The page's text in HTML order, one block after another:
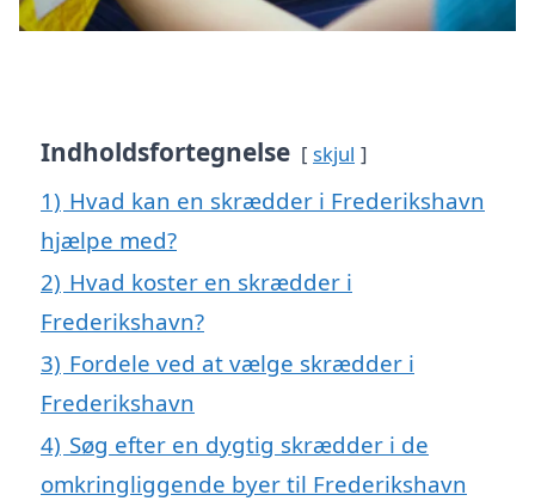
Indholdsfortegnelse skjul
1) Hvad kan en skrædder i Frederikshavn
hjælpe med?
2) Hvad koster en skrædder i
Frederikshavn?
3) Fordele ved at vælge skrædder i
Frederikshavn
4) Søg efter en dygtig skrædder i de
omkringliggende byer til Frederikshavn